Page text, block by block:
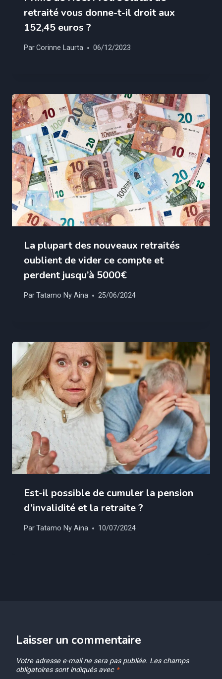
retraité vous donne-t-il droit aux
152,45 euros ?
ParCorinne Laurta 06/12/2023
La plupart des nouveaux retraités
oublient de vider ce compte et
perdent jusqu’à 5000€
ParTatamo Ny Aina 25/06/2024
Est-il possible de cumuler la pension
d’invalidité et la retraite ?
ParTatamo Ny Aina 10/07/2024
Laisser un commentaire
Votre adresse e-mail ne sera pas publiée. Les champs
obligatoires sont indiqués avec *